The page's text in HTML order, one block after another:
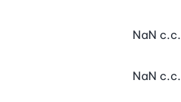
NaN c.c.
NaN c.c.